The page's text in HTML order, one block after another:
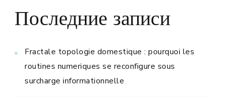
Последние записи
Fractale topologie domestique : pourquoi les
routines numeriques se reconfigure sous
surcharge informationnelle